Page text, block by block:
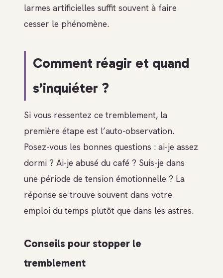
larmes artificielles suffit souvent à faire
cesser le phénomène.
Comment réagir et quand
s’inquiéter ?
Si vous ressentez ce tremblement, la
première étape est l’auto-observation.
Posez-vous les bonnes questions : ai-je assez
dormi ? Ai-je abusé du café ? Suis-je dans
une période de tension émotionnelle ? La
réponse se trouve souvent dans votre
emploi du temps plutôt que dans les astres.
Conseils pour stopper le
tremblement